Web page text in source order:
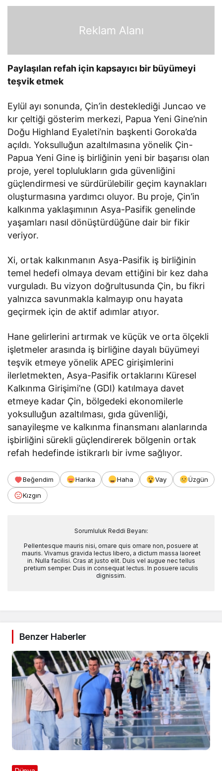
Reklam Alanı
Paylaşılan refah için kapsayıcı bir büyümeyi
teşvik etmek
Eylül ayı sonunda, Çin’in desteklediği Juncao ve
kır çeltiği gösterim merkezi, Papua Yeni Gine’nin
Doğu Highland Eyaleti’nin başkenti Goroka’da
açıldı. Yoksulluğun azaltılmasına yönelik Çin-
Papua Yeni Gine iş birliğinin yeni bir başarısı olan
proje, yerel toplulukların gıda güvenliğini
güçlendirmesi ve sürdürülebilir geçim kaynakları
oluşturmasına yardımcı oluyor. Bu proje, Çin’in
kalkınma yaklaşımının Asya-Pasifik genelinde
yaşamları nasıl dönüştürdüğüne dair bir fikir
veriyor.
Xi, ortak kalkınmanın Asya-Pasifik iş birliğinin
temel hedefi olmaya devam ettiğini bir kez daha
vurguladı. Bu vizyon doğrultusunda Çin, bu fikri
yalnızca savunmakla kalmayıp onu hayata
geçirmek için de aktif adımlar atıyor.
Hane gelirlerini artırmak ve küçük ve orta ölçekli
işletmeler arasında iş birliğine dayalı büyümeyi
teşvik etmeye yönelik APEC girişimlerini
ilerletmekten, Asya-Pasifik ortaklarını Küresel
Kalkınma Girişimi’ne (GDI) katılmaya davet
etmeye kadar Çin, bölgedeki ekonomilerle
yoksulluğun azaltılması, gıda güvenliği,
sanayileşme ve kalkınma finansmanı alanlarında
işbirliğini sürekli güçlendirerek bölgenin ortak
refah hedefinde istikrarlı bir ivme sağlıyor.
Beğendim Harika Haha Vay
Üzgün
Kızgın
Sorumluluk Reddi Beyanı:
Pellentesque mauris nisi, ornare quis ornare non, posuere at
mauris. Vivamus gravida lectus libero, a dictum massa laoreet
in. Nulla facilisi. Cras at justo elit. Duis vel augue nec tellus
pretium semper. Duis in consequat lectus. In posuere iaculis
dignissim.
Benzer Haberler